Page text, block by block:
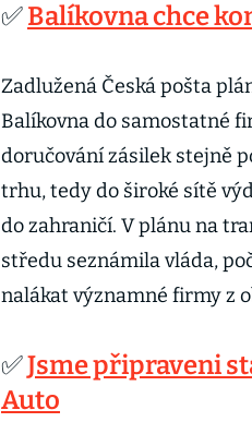
✅Balíkovna chce
Zadlužená Česká pošta
Balíkovna do samostatné
doručování zásilek stejně
trhu, tedy do široké sítě
do zahraničí. V plánu na
středu seznámila vláda,
nalákat významné firmy z
✅Jsme připraveni
Auto